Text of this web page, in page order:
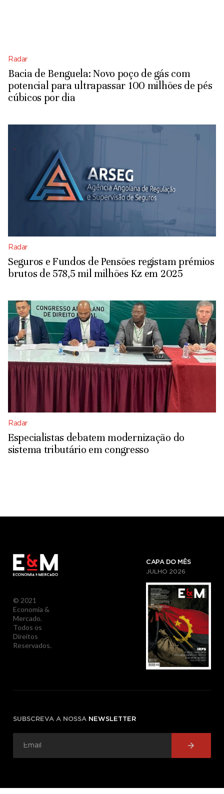
Radar
Bacia de Benguela: Novo poço de gás com
potencial para ultrapassar 100 milhões de pés
cúbicos por dia
Radar
Seguros e Fundos de Pensões registam prémios
brutos de 578,5 mil milhões Kz em 2025
Radar
Especialistas debatem modernização do
sistema tributário em congresso
© 2021
Economia &
Mercado.
Todos os
Direitos
Reservados.
CAPA DO MÊS
JULHO 2026
SUBSCREVA A NOSSA NEWSLETTER